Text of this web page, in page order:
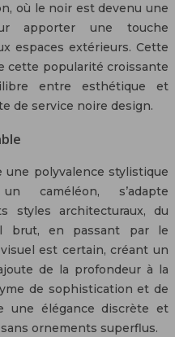
où le noir est devenu une
apporter une touche
espaces extérieurs. Cette
cette popularité croissante
entre esthétique et
de service noire design.
une polyvalence stylistique
caméléon, s’adapte
styles architecturaux, du
brut, en passant par le
est certain, créant un
de la profondeur à la
de sophistication et de
une élégance discrète et
ornements superflus.